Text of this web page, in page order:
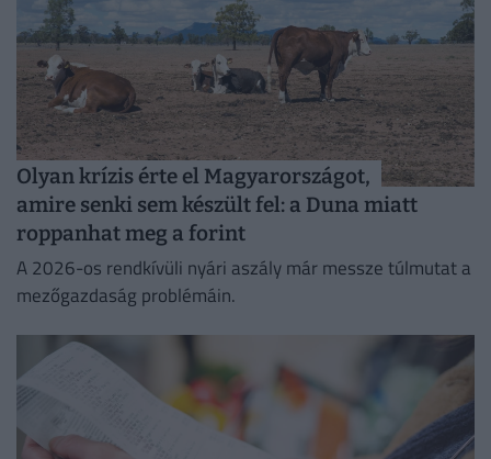
Olyan krízis érte el Magyarországot,
amire senki sem készült fel: a Duna miatt
roppanhat meg a forint
A 2026-os rendkívüli nyári aszály már messze túlmutat a
mezőgazdaság problémáin.